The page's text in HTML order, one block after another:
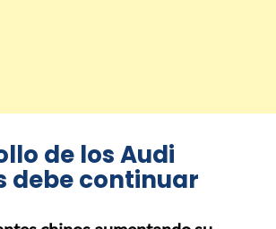
de los Audi
debe continuar